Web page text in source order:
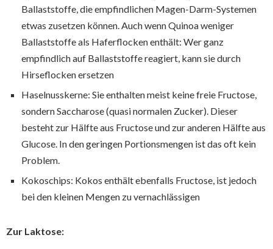
Ballaststoffe, die empfindlichen Magen-Darm-Systemen
etwas zusetzen können. Auch wenn Quinoa weniger
Ballaststoffe als Haferflocken enthält: Wer ganz
empfindlich auf Ballaststoffe reagiert, kann sie durch
Hirseflocken ersetzen
Haselnusskerne: Sie enthalten meist keine freie Fructose,
sondern Saccharose (quasi normalen Zucker). Dieser
besteht zur Hälfte aus Fructose und zur anderen Hälfte aus
Glucose. In den geringen Portionsmengen ist das oft kein
Problem.
Kokoschips: Kokos enthält ebenfalls Fructose, ist jedoch
bei den kleinen Mengen zu vernachlässigen
Zur Laktose: